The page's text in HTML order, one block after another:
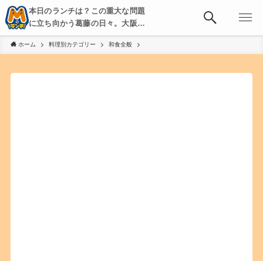
本日のランチは？この重大な問題
に立ち向かう葛藤の日々。大阪・
京都・神戸を中心とした食べ歩
き、飲み歩きを綴る。
ホーム 料理別カテゴリー 和食全般